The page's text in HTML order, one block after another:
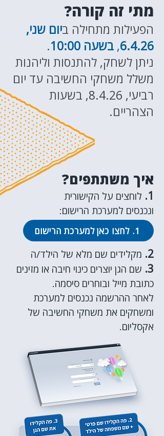
מתי זה קורה?
הפעילות מתחילה ביום שני,
6.4.26
, בשעה 10:00
.
ניתן לשחק, להתנסות וליהנות
משלל משחקי החשיבה עד יום
רביעי, 8.4.26, בשעות
הצהריים.
איך משתתפים?
1. לוחצים על הקישורית
ונכנסים למערכת הרישום:
2. מקלידים שם מלא של הילד/ה
3. שם הגן יוצרים כינוי חיבה או מזינים
כתובת מייל ובוחרים סיסמה.
לאחר ההרשמה נכנסים למערכת
ומשחקים את משחקי החשיבה של
אקסליום.
1. לחצו כאן למערכת הרישום